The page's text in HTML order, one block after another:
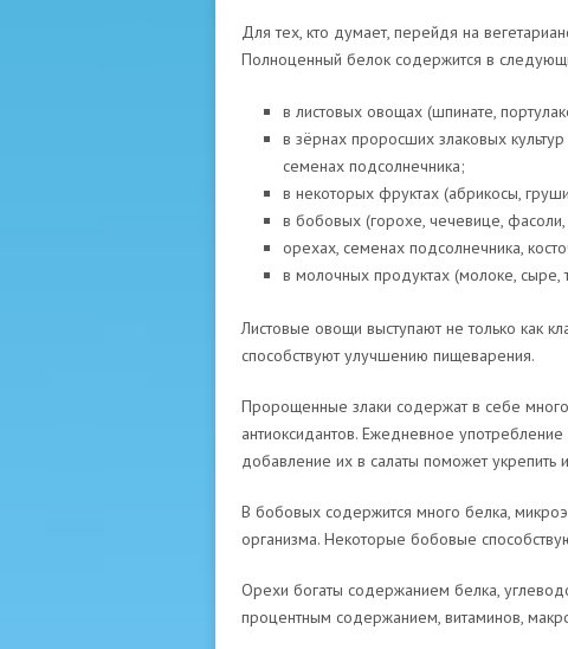
Для тех, кто думает, перейдя на
Полноценный белок содержится в
в листовых овощах (шпинате,
в зёрнах проросших злаковых
семенах подсолнечника;
в некоторых фруктах (абрикосы,
в бобовых (горохе, чечевице,
орехах, семенах подсолнечника,
в молочных продуктах (молоке, сыре,
Листовые овощи выступают не только как
способствуют улучшению пищеварения.
Пророщенные злаки содержат в себе
антиоксидантов. Ежедневное
добавление их в салаты поможет
В бобовых содержится много белка,
организма. Некоторые бобовые
Орехи богаты содержанием белка,
процентным содержанием, витаминов,